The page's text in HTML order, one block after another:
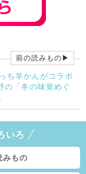
前の読みもの▶
ち羊かんがコラボ
の「冬の味覚めぐ
いろ
みもの